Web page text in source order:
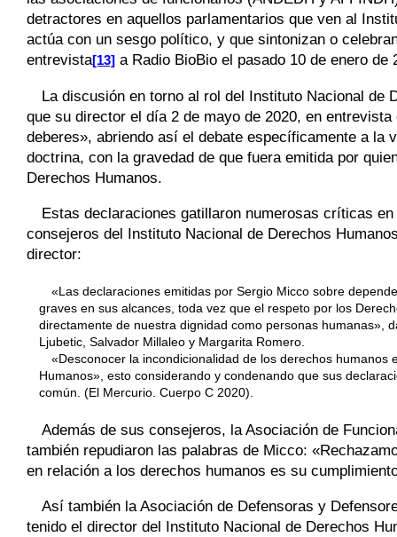
detractores en aquellos parlamentarios que ven al
actúa con un sesgo político, y que sintonizan o
entrevista[13] a Radio BioBio el pasado 10 de enero de
La discusión en torno al rol del Instituto Nacional de
que su director el día 2 de mayo de 2020, en
deberes», abriendo así el debate específicamente a la
doctrina, con la gravedad de que fuera emitida por
Derechos Humanos.
Estas declaraciones gatillaron numerosas críticas
consejeros del Instituto Nacional de Derechos
director:
«Las declaraciones emitidas por Sergio Micco sobre
graves en sus alcances, toda vez que el respeto por los
directamente de nuestra dignidad como personas humanas»,
Ljubetic, Salvador Millaleo y Margarita Romero.
«Desconocer la incondicionalidad de los derechos
Humanos», esto considerando y condenando que sus
común. (El Mercurio. Cuerpo C 2020).
Además de sus consejeros, la Asociación de
también repudiaron las palabras de Micco:
en relación a los derechos humanos es su
Así también la Asociación de Defensoras y
tenido el director del Instituto Nacional de Derechos